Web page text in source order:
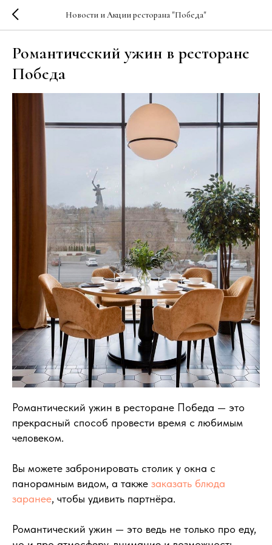
Новости и Акции ресторана "Победа"
Романтический ужин в ресторане
Победа
Романтический ужин в ресторане Победа — это
прекрасный способ провести время с любимым
человеком.
Вы можете забронировать столик у окна с
панорамным видом, а также заказать блюда
заранее, чтобы удивить партнёра.
Романтический ужин — это ведь не только про еду,